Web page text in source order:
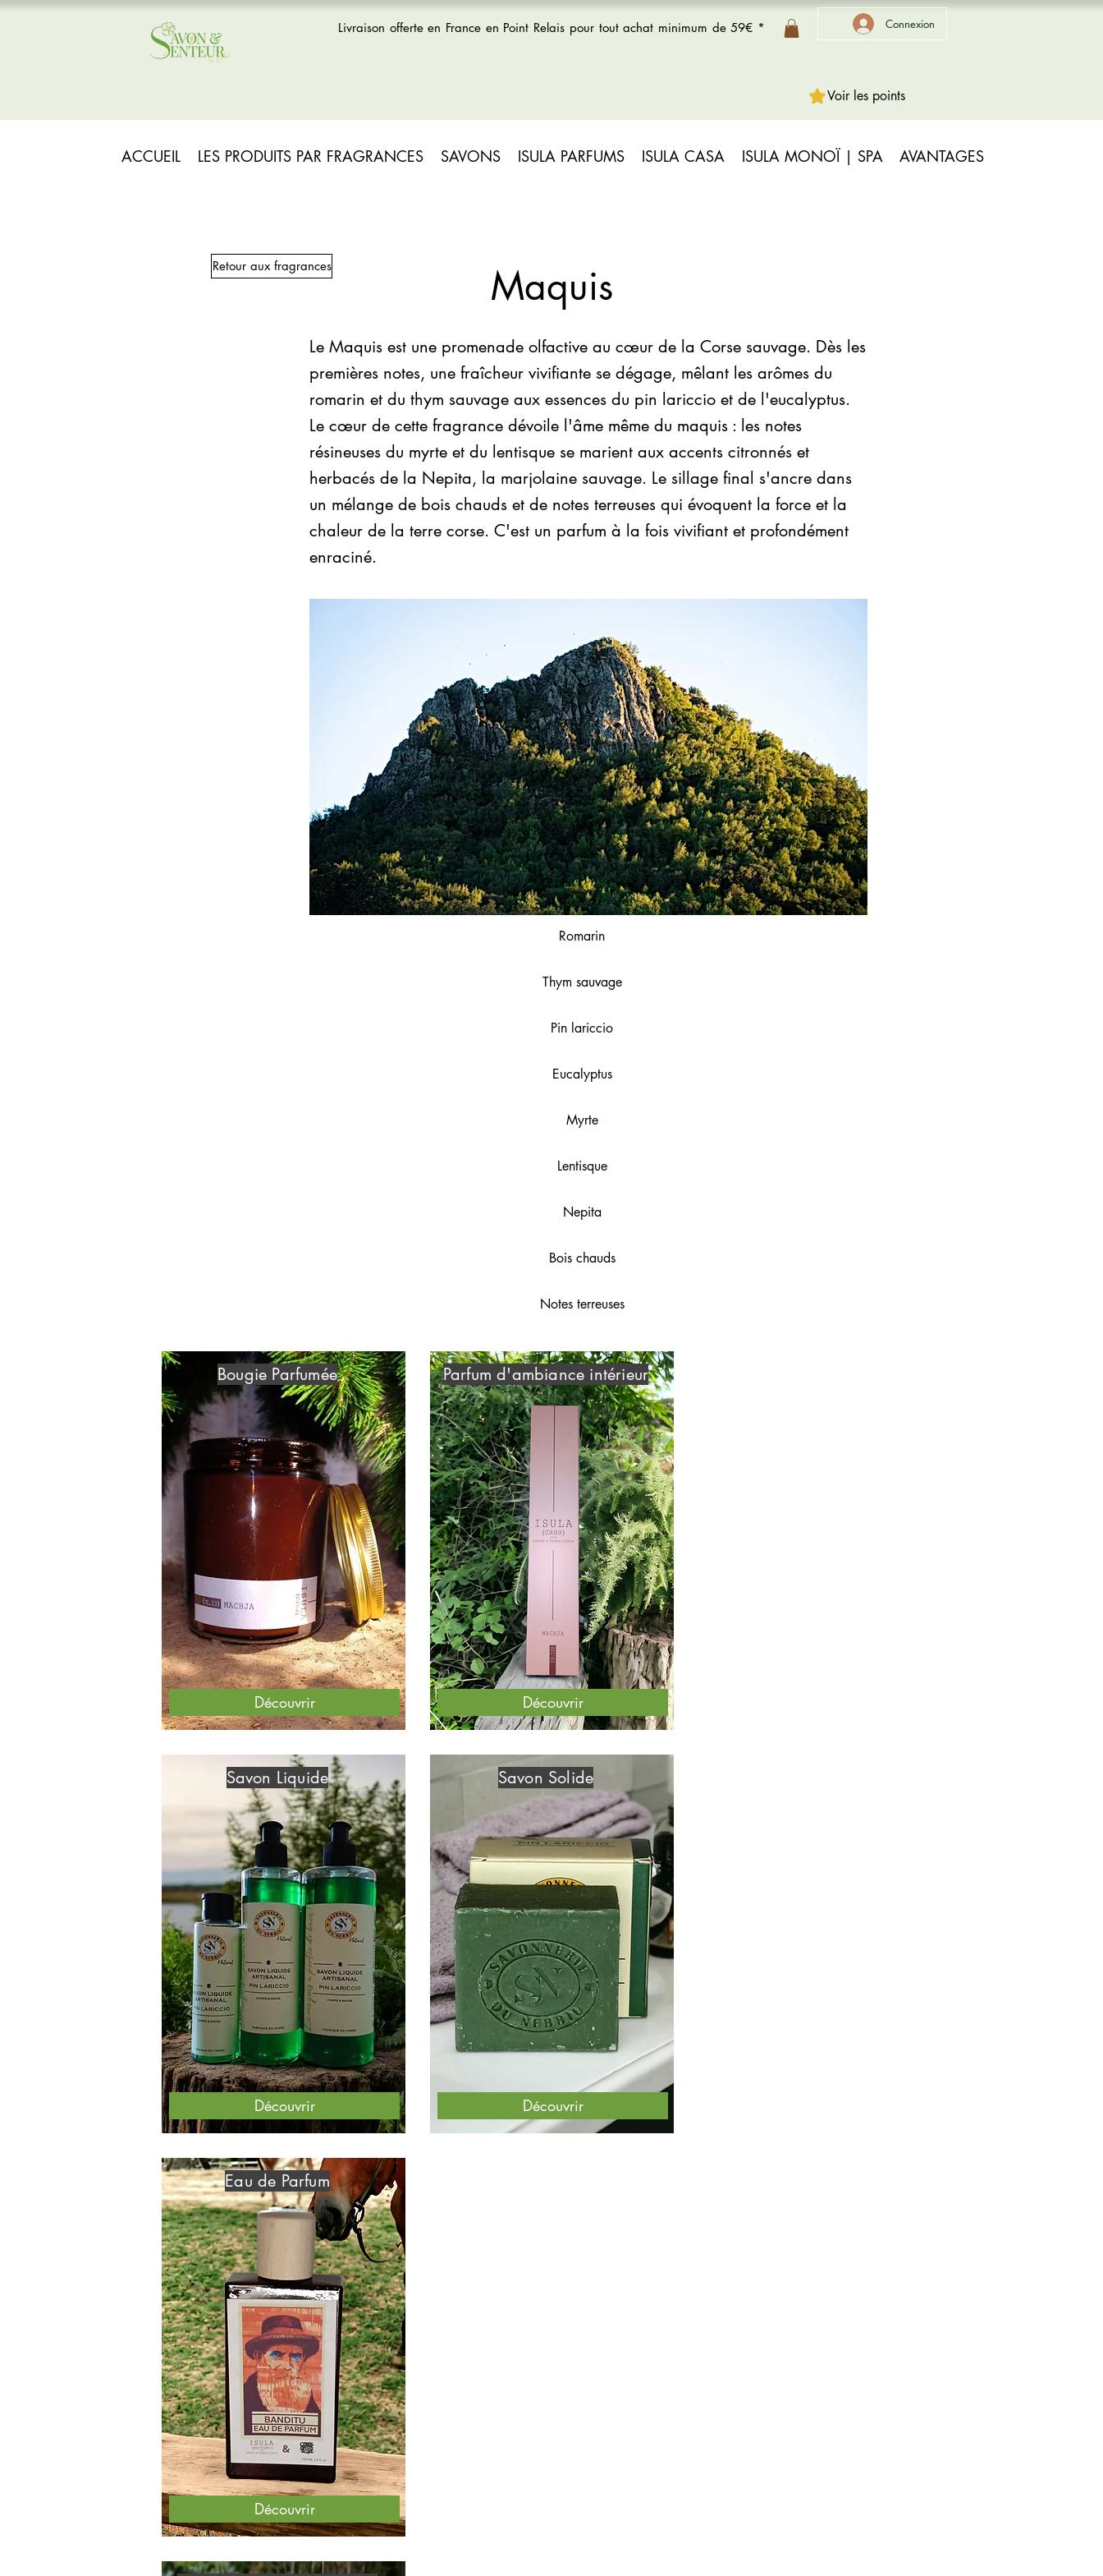
Livraison offerte en France en Point Relais pour tout achat minimum de 59€ * Connexion
Voir les points
ACCUEIL LES PRODUITS PAR FRAGRANCES SAVONS ISULA PARFUMS ISULA CASA ISULA MONOÏ | SPA AVANTAGES
Retour aux fragrances Maquis
Le Maquis est une promenade olfactive au cœur de la Corse sauvage. Dès les
premières notes, une fraîcheur vivifiante se dégage, mêlant les arômes du
romarin et du thym sauvage aux essences du pin lariccio et de l'eucalyptus.
Le cœur de cette fragrance dévoile l'âme même du maquis : les notes
résineuses du myrte et du lentisque se marient aux accents citronnés et
herbacés de la Nepita, la marjolaine sauvage. Le sillage final s'ancre dans
un mélange de bois chauds et de notes terreuses qui évoquent la force et la
chaleur de la terre corse. C'est un parfum à la fois vivifiant et profondément
enraciné.
Romarin
Thym sauvage
Pin lariccio
Eucalyptus
Myrte
Lentisque
Nepita
Bois chauds
Notes terreuses
Bougie Parfumée
Découvrir
Savon Liquide
Découvrir
Eau de Parfum
Découvrir
Parfum d'ambiance intérieur
Découvrir
Savon Solide
Découvrir